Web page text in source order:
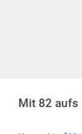
Mit 82 aufs